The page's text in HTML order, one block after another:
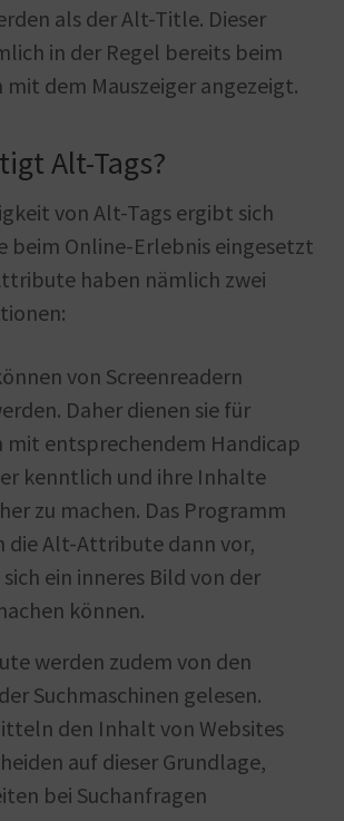
als der Alt-Title. Dieser
in der Regel bereits beim
dem Mauszeiger angezeigt.
Alt-Tags?
von Alt-Tags ergibt sich
beim Online-Erlebnis eingesetzt
haben nämlich zwei
von Screenreadern
Daher dienen sie für
mit entsprechendem Handicap
kenntlich und ihre Inhalte
zu machen. Das Programm
die Alt-Attribute dann vor,
sich ein inneres Bild von der
können.
werden zudem von den
Suchmaschinen gelesen.
den Inhalt von Websites
auf dieser Grundlage,
bei Suchanfragen